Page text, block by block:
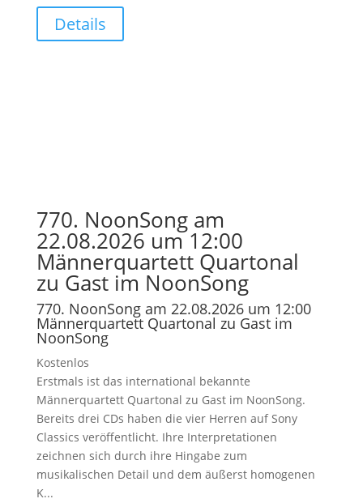
Details
770. NoonSong am
22.08.2026 um 12:00
Männerquartett Quartonal
zu Gast im NoonSong
770. NoonSong am 22.08.2026 um 12:00
Männerquartett Quartonal zu Gast im
NoonSong
Kostenlos
Erstmals ist das international bekannte
Männerquartett Quartonal zu Gast im NoonSong.
Bereits drei CDs haben die vier Herren auf Sony
Classics veröffentlicht. Ihre Interpretationen
zeichnen sich durch ihre Hingabe zum
musikalischen Detail und dem äußerst homogenen
K...